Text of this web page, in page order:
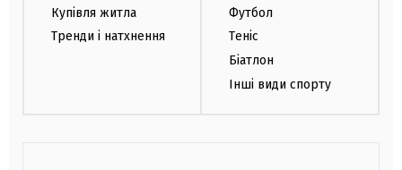
Купівля житла
Тренди і натхнення
Футбол
Теніс
Біатлон
Інші види спорту